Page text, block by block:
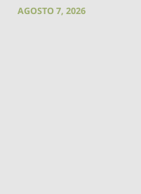
AGOSTO 7, 2026